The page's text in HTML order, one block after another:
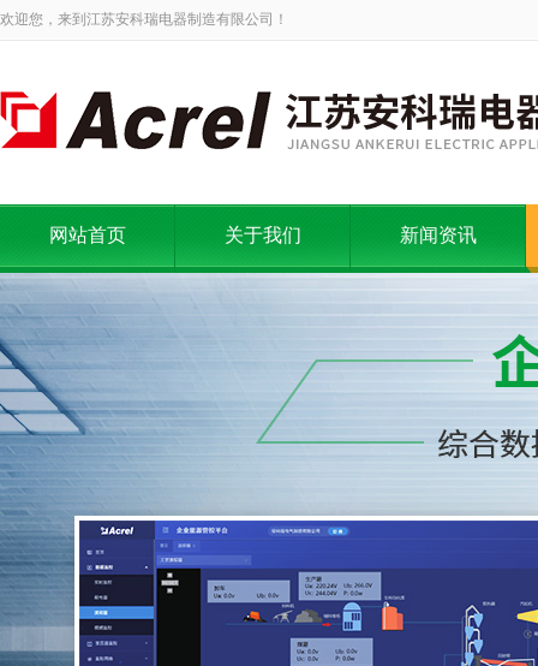
欢迎您，来到江苏安科瑞电器制造有限公司！
网站首页 关于我们 新闻资讯